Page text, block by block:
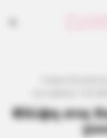
Θλίψη στη